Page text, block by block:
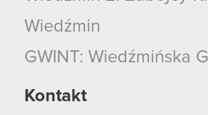
Wiedźmin
GWINT: Wiedźmińska
Kontakt